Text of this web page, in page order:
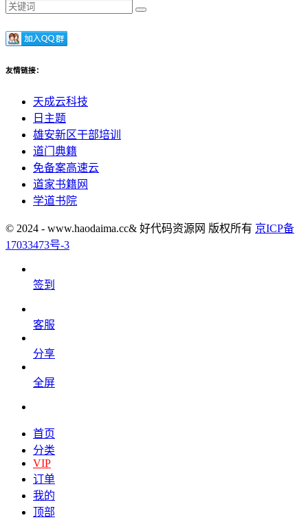
友情链接：
天成云科技
日主题
雄安新区干部培训
道门典籍
免备案高速云
道家书籍网
学道书院
© 2024 - www.haodaima.cc& 好代码资源网 版权所有 京ICP备
17033473号-3
签到
客服
分享
全屏
首页
分类
VIP
订单
我的
顶部